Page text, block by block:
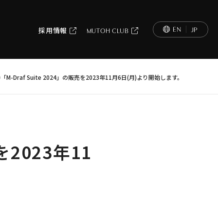
採用情報 MUTOH CLUB EN JP
M-Draf Suite 2024」の販売を2023年11月6日(月)より開始します。
2023年11